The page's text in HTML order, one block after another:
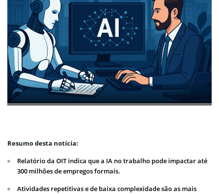
Resumo desta notícia:
Relatório da OIT indica que a IA no trabalho pode impactar até
300 milhões de empregos formais.
Atividades repetitivas e de baixa complexidade são as mais